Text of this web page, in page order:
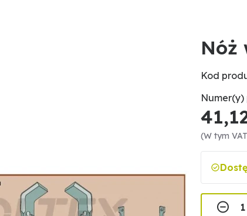
Nóż
Kod
Numer(y)
(W tym